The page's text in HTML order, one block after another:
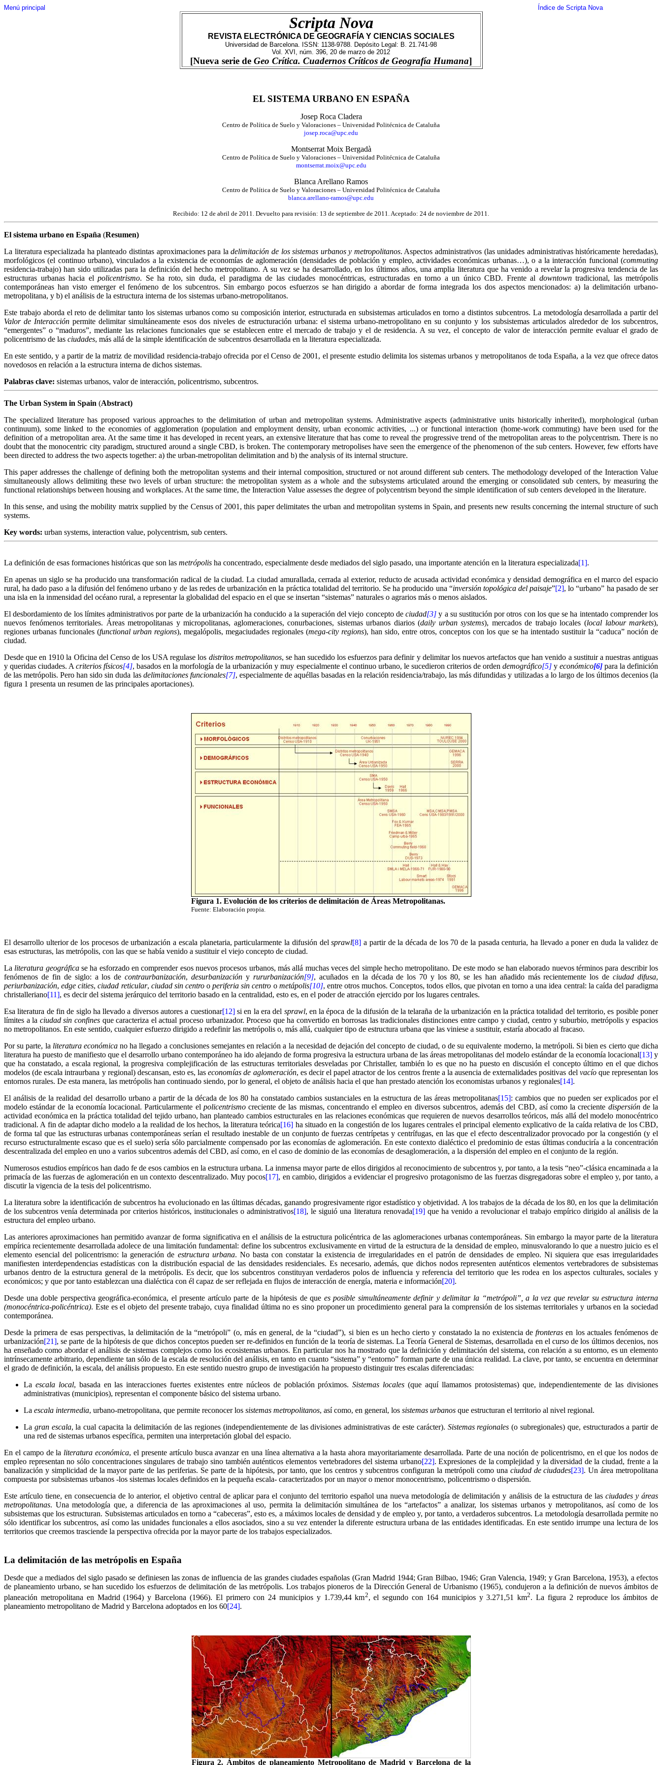
Menú principal Índice de Scripta Nova
ScriptaNova
REVISTA ELECTRÓNICA DE GEOGRAFÍA Y CIENCIAS SOCIALES
Universidad de Barcelona. ISSN: 1138-9788. Depósito Legal: B. 21.741-98
Vol. XVI, núm. 396, 20 de marzo de 2012
[Nueva serie de Geo Crítica. Cuadernos Críticos de Geografía Humana]
EL SISTEMA URBANO EN ESPAÑA
Josep Roca Cladera
Centro de Política de Suelo y Valoraciones – Universidad Politécnica de Cataluña
josep.roca@upc.edu
Montserrat Moix Bergadà
Centro de Política de Suelo y Valoraciones – Universidad Politécnica de Cataluña
montserrat.moix@upc.edu
Blanca Arellano Ramos
Centro de Política de Suelo y Valoraciones – Universidad Politécnica de Cataluña
blanca.arellano-ramos@upc.edu
Recibido: 12 de abril de 2011. Devuelto para revisión: 13 de septiembre de 2011. Aceptado: 24 de noviembre de 2011.
El sistema urbano en España (Resumen)
La literatura especializada ha planteado distintas aproximaciones para ladelimitación de los sistemas urbanos y metropolitanos. Aspectos administrativos (las unidades administrativas históricamente heredadas),
morfológicos (el continuo urbano), vinculados a la existencia de economías de aglomeración (densidades de población y empleo, actividades económicas urbanas…), o a la interacción funcional (commuting
residencia-trabajo) han sido utilizadas para la definición del hecho metropolitano. A su vez se ha desarrollado, en los últimos años, una amplia literatura que ha venido a revelar la progresiva tendencia de las
estructuras urbanas hacia el policentrismo. Se ha roto, sin duda, el paradigma de las ciudades monocéntricas, estructuradas en torno a un único CBD. Frente al downtowntradicional, las metrópolis
contemporáneas han visto emerger el fenómeno de los subcentros. Sin embargo pocos esfuerzos se han dirigido a abordar de forma integrada los dos aspectos mencionados: a) la delimitación urbano-
metropolitana, y b) el análisis de la estructura interna de los sistemas urbano-metropolitanos.
Este trabajo aborda el reto de delimitar tanto los sistemas urbanos como su composición interior, estructurada en subsistemas articulados en torno a distintos subcentros. La metodología desarrollada a partir del
Valor de Interacciónpermite delimitar simultáneamente esos dos niveles de estructuración urbana: el sistema urbano-metropolitano en su conjunto y los subsistemas articulados alrededor de los subcentros,
“emergentes” o “maduros”, mediante las relaciones funcionales que se establecen entre el mercado de trabajo y el de residencia. A su vez, el concepto de valor de interacción permite evaluar el grado de
policentrismo de las ciudades, más allá de la simple identificación de subcentros desarrollada en la literatura especializada.
En este sentido, y a partir de la matriz de movilidad residencia-trabajo ofrecida por el Censo de 2001, el presente estudio delimita los sistemas urbanos y metropolitanos de toda España, a la vez que ofrece datos
novedosos en relación a la estructura interna de dichos sistemas.
Palabras clave: sistemas urbanos, valor de interacción, policentrismo, subcentros.
The Urban System in Spain (Abstract)
The specialized literature has proposed various approaches to the delimitation of urban and metropolitan systems. Administrative aspects (administrative units historically inherited), morphological (urban
continuum), some linked to the economies of agglomeration (population and employment density, urban economic activities, ...) or functional interaction (home-work commuting) have been used for the
definition of a metropolitan area. At the same time it has developed in recent years, an extensive literature that has come to reveal the progressive trend of the metropolitan areas to the polycentrism. There is no
doubt that the monocentric city paradigm, structured around a single CBD, is broken. The contemporary metropolises have seen the emergence of the phenomenon of the sub centers. However, few efforts have
been directed to address the two aspects together: a) the urban-metropolitan delimitation and b) the analysis of its internal structure.
This paper addresses the challenge of defining both the metropolitan systems and their internal composition, structured or not around different sub centers. The methodology developed of the Interaction Value
simultaneously allows delimiting these two levels of urban structure: the metropolitan system as a whole and the subsystems articulated around the emerging or consolidated sub centers, by measuring the
functional relationships between housing and workplaces. At the same time, the Interaction Value assesses the degree of polycentrism beyond the simple identification of sub centers developed in the literature.
In this sense, and using the mobility matrix supplied by the Census of 2001, this paper delimitates the urban and metropolitan systems in Spain, and presents new results concerning the internal structure of such
systems.
Key words: urban systems, interaction value, polycentrism, sub centers.
La definición de esas formaciones históricas que son las metrópolis ha concentrado, especialmente desde mediados del siglo pasado, una importante atención en la literatura especializada[1].
En apenas un siglo se ha producido una transformación radical de la ciudad. La ciudad amurallada, cerrada al exterior, reducto de acusada actividad económica y densidad demográfica en el marco del espacio
rural, ha dado paso a la difusión del fenómeno urbano y de las redes de urbanización en la práctica totalidad del territorio. Se ha producido una “inversión topológica del paisaje”[2], lo “urbano” ha pasado de ser
una isla en la inmensidad del océano rural, a representar la globalidad del espacio en el que se insertan “sistemas” naturales o agrarios más o menos aislados.
El desbordamiento de los límites administrativos por parte de la urbanización ha conducido a la superación del viejo concepto deciudad[3] y a su sustitución por otros con los que se ha intentado comprender los
nuevos fenómenos territoriales. Áreas metropolitanas y micropolitanas, aglomeraciones, conurbaciones, sistemas urbanos diarios (daily urban systems), mercados de trabajo locales (local labour markets),
regiones urbanas funcionales (functional urban regions), megalópolis, megaciudades regionales (mega-city regions), han sido, entre otros, conceptos con los que se ha intentado sustituir la “caduca” noción de
ciudad.
Desde que en 1910 la Oficina del Censo de los USA regulase los distritos metropolitanos, se han sucedido los esfuerzos para definir y delimitar los nuevos artefactos que han venido a sustituir a nuestras antiguas
y queridas ciudades. Acriterios físicos[4], basados en la morfología de la urbanización y muy especialmente el continuo urbano, le sucedieron criterios de orden demográfico[5] y económico[6]para la definición
de las metrópolis. Pero han sido sin duda las delimitaciones funcionales[7], especialmente de aquéllas basadas en la relación residencia/trabajo, las más difundidas y utilizadas a lo largo de los últimos decenios (la
figura 1 presenta un resumen de las principales aportaciones).
Figura 1. Evolución de los criterios de delimitación de Áreas Metropolitanas.
Fuente: Elaboración propia.
El desarrollo ulterior de los procesos de urbanización a escala planetaria, particularmente la difusión delsprawl[8] a partir de la década de los 70 de la pasada centuria, ha llevado a poner en duda la validez de
esas estructuras, las metrópolis, con las que se había venido a sustituir el viejo concepto de ciudad.
La literatura geográficase ha esforzado en comprender esos nuevos procesos urbanos, más allá muchas veces del simple hecho metropolitano. De este modo se han elaborado nuevos términos para describir los
fenómenos de fin de siglo: a los decontraurbanización,desurbanización y rururbanización[9], acuñados en la década de los 70 y los 80, se les han añadido más recientemente los deciudad difusa,
periurbanización,edge cities,ciudad reticular, ciudad sin centrooperiferia sin centro o metápolis[10], entre otros muchos. Conceptos, todos ellos, que pivotan en torno a una idea central: la caída del paradigma
christalleriano[11], es decir del sistema jerárquico del territorio basado en la centralidad, esto es, en el poder de atracción ejercido por los lugares centrales.
Esa literatura de fin de siglo ha llevado a diversos autores a cuestionar[12]si en la era del sprawl, en la época de la difusión de la telaraña de la urbanización en la práctica totalidad del territorio, es posible poner
límites a la ciudad sin confines que caracteriza el actual proceso urbanizador. Proceso que ha convertido en borrosas las tradicionales distinciones entre campo y ciudad, centro y suburbio, metrópolis y espacios
no metropolitanos. En este sentido, cualquier esfuerzo dirigido a redefinir las metrópolis o, más allá, cualquier tipo de estructura urbana que las viniese a sustituir, estaría abocado al fracaso.
Por su parte, la literatura económicano ha llegado a conclusiones semejantes en relación a la necesidad de dejación del concepto de ciudad, o de su equivalente moderno, la metrópoli. Si bien es cierto que dicha
literatura ha puesto de manifiesto que el desarrollo urbano contemporáneo ha ido alejando de forma progresiva la estructura urbana de las áreas metropolitanas del modelo estándar de la economía locacional[13] y
que ha constatado, a escala regional, la progresiva complejificación de las estructuras territoriales desveladas por Christaller, también lo es que no ha puesto en discusión el concepto último en el que dichos
modelos (de escala intraurbana y regional) descansan, esto es, laseconomías de aglomeración, es decir el papel atractor de los centros frente a la ausencia de externalidades positivas del vacíoque representan los
entornos rurales. De esta manera, las metrópolis han continuado siendo, por lo general, el objeto de análisis hacia el que han prestado atención los economistas urbanos y regionales[14].
El análisis de la realidad del desarrollo urbano a partir de la década de los 80 ha constatado cambios sustanciales en la estructura de las áreas metropolitanas[15]: cambios que no pueden ser explicados por el
modelo estándar de la economía locacional. Particularmente el policentrismocreciente de las mismas, concentrando el empleo en diversos subcentros, además del CBD, así como la creciente dispersión de la
actividad económica en la práctica totalidad del tejido urbano, han planteado cambios estructurales en las relaciones económicas que requieren de nuevos desarrollos teóricos, más allá del modelo monocéntrico
tradicional. A fin de adaptar dicho modelo a la realidad de los hechos, la literatura teórica[16] ha situado en la congestión de los lugares centrales el principal elemento explicativo de la caída relativa de los CBD,
de forma tal que las estructuras urbanas contemporáneas serían el resultado inestable de un conjunto de fuerzas centrípetas y centrífugas, en las que el efecto descentralizador provocado por la congestión (y el
recurso estructuralmente escaso que es el suelo) sería sólo parcialmente compensado por las economías de aglomeración. En este contexto dialéctico el predominio de estas últimas conduciría a la concentración
descentralizada del empleo en uno a varios subcentros además del CBD, así como, en el caso de dominio de las economías de desaglomeración, a la dispersión del empleo en el conjunto de la región.
Numerosos estudios empíricos han dado fe de esos cambios en la estructura urbana. La inmensa mayor parte de ellos dirigidos al reconocimiento de subcentros y, por tanto, a la tesis “neo”-clásica encaminada a la
primacía de las fuerzas de aglomeración en un contexto descentralizado. Muy pocos[17], en cambio, dirigidos a evidenciar el progresivo protagonismo de las fuerzas disgregadoras sobre el empleo y, por tanto, a
discutir la vigencia de la tesis del policentrismo.
La literatura sobre la identificación de subcentros ha evolucionado en las últimas décadas, ganando progresivamente rigor estadístico y objetividad. A los trabajos de la década de los 80, en los que la delimitación
de los subcentros venía determinada por criterios históricos, institucionales o administrativos[18], le siguió una literatura renovada[19]que ha venido a revolucionar el trabajo empírico dirigido al análisis de la
estructura del empleo urbano.
Las anteriores aproximaciones han permitido avanzar de forma significativa en el análisis de la estructura policéntrica de las aglomeraciones urbanas contemporáneas. Sin embargo la mayor parte de la literatura
empírica recientemente desarrollada adolece de una limitación fundamental: define los subcentros exclusivamente en virtud de la estructura de la densidad de empleo, minusvalorando lo que a nuestro juicio es el
elemento esencial del policentrismo: la generación de estructura urbana. No basta con constatar la existencia de irregularidades en el patrón de densidades de empleo. Ni siquiera que esas irregularidades
manifiesten interdependencias estadísticas con la distribución espacial de las densidades residenciales. Es necesario, además, que dichos nodos representen auténticos elementos vertebradores de subsistemas
urbanos dentro de la estructura general de la metrópolis. Es decir, que los subcentros constituyan verdaderos polos de influencia y referencia del territorio que les rodea en los aspectos culturales, sociales y
económicos; y que por tanto establezcan una dialéctica con él capaz de ser reflejada en flujos de interacción de energía, materia e información[20].
Desde una doble perspectiva geográfica-económica, el presente artículo parte de la hipótesis de que es posible simultáneamente definir y delimitar la “metrópoli”, a la vez que revelar su estructura interna
(monocéntrica-policéntrica). Este es el objeto del presente trabajo, cuya finalidad última no es sino proponer un procedimiento general para la comprensión de los sistemas territoriales y urbanos en la sociedad
contemporánea.
Desde la primera de esas perspectivas, la delimitación de la “metrópoli” (o, más en general, de la “ciudad”), si bien es un hecho cierto y constatado la no existencia defronteras en los actuales fenómenos de
urbanización[21], se parte de la hipótesis de que dichos conceptos pueden ser re-definidos en función de la teoría de sistemas. La Teoría General de Sistemas, desarrollada en el curso de los últimos decenios, nos
ha enseñado como abordar el análisis de sistemas complejos como los ecosistemas urbanos. En particular nos ha mostrado que la definición y delimitación del sistema, con relación a su entorno, es un elemento
intrínsecamente arbitrario, dependiente tan sólo de la escala de resolución del análisis, en tanto en cuanto “sistema” y “entorno” forman parte de una única realidad. La clave, por tanto, se encuentra en determinar
el grado de definición, la escala, del análisis propuesto. En este sentido nuestro grupo de investigación ha propuesto distinguir tres escalas diferenciadas:
La escala local, basada en las interacciones fuertes existentes entre núcleos de población próximos.Sistemas locales (que aquí llamamos protosistemas) que, independientemente de las divisiones
administrativas (municipios), representan el componente básico del sistema urbano.
La escala intermedia, urbano-metropolitana, que permite reconocer los sistemas metropolitanos, así como, en general, los sistemas urbanos que estructuran el territorio al nivel regional.
La gran escala, la cual capacita la delimitación de las regiones (independientemente de las divisiones administrativas de este carácter). Sistemas regionales (o subregionales) que, estructurados a partir de
una red de sistemas urbanos específica, permiten una interpretación global del espacio.
En el campo de la literatura económica, el presente artículo busca avanzar en una línea alternativa a la hasta ahora mayoritariamente desarrollada. Parte de una noción de policentrismo, en el que los nodos de
empleo representan no sólo concentraciones singulares de trabajo sino también auténticos elementos vertebradores del sistema urbano[22]. Expresiones de la complejidad y la diversidad de la ciudad, frente a la
banalización y simplicidad de la mayor parte de las periferias. Se parte de la hipótesis, por tanto, que los centros y subcentros configuran la metrópoli como una ciudad de ciudades[23]. Un área metropolitana
compuesta por subsistemas urbanos -los sistemas locales definidos en la pequeña escala- caracterizados por un mayor o menor monocentrismo, policentrismo o dispersión.
Este artículo tiene, en consecuencia de lo anterior, el objetivo central de aplicar para el conjunto del territorio español una nueva metodología de delimitación y análisis de la estructura de las ciudades y áreas
metropolitanas. Una metodología que, a diferencia de las aproximaciones al uso, permita la delimitación simultánea de los “artefactos” a analizar, los sistemas urbanos y metropolitanos, así como de los
subsistemas que los estructuran. Subsistemas articulados en torno a “cabeceras”, esto es, a máximos locales de densidad y de empleo y, por tanto, a verdaderos subcentros. La metodología desarrollada permite no
sólo identificar los subcentros, así como las unidades funcionales a ellos asociados, sino a su vez entender la diferente estructura urbana de las entidades identificadas. En este sentido irrumpe una lectura de los
territorios que creemos trasciende la perspectiva ofrecida por la mayor parte de los trabajos especializados.
La delimitación de las metrópolis en España
Desde que a mediados del siglo pasado se definiesen las zonas de influencia de las grandes ciudades españolas (Gran Madrid 1944; Gran Bilbao, 1946; Gran Valencia, 1949; y Gran Barcelona, 1953), a efectos
de planeamiento urbano, se han sucedido los esfuerzos de delimitación de las metrópolis. Los trabajos pioneros de la Dirección General de Urbanismo (1965), condujeron a la definición de nuevos ámbitos de
planeación metropolitana en Madrid (1964) y Barcelona (1966). El primero con 24 municipios y 1.739,44 km2, el segundo con 164 municipios y 3.271,51 km2. La figura 2 reproduce los ámbitos de
planeamiento metropolitano de Madrid y Barcelona adoptados en los 60[24].
Figura 2. Ámbitos de planeamiento Metropolitano de Madrid y Barcelona de la